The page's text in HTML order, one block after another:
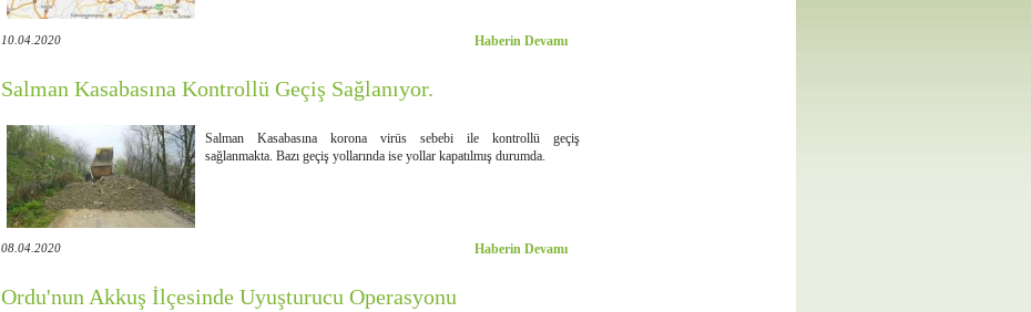
10.04.2020 Haberin Devamı
Salman Kasabasına Kontrollü Geçiş Sağlanıyor.
Salman Kasabasına korona virüs sebebi ile kontrollü geçiş
sağlanmakta. Bazı geçiş yollarında ise yollar kapatılmış durumda.
08.04.2020 Haberin Devamı
Ordu'nun Akkuş İlçesinde Uyuşturucu Operasyonu